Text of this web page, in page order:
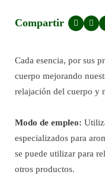
Compartir
Cada esencia, por sus
cuerpo mejorando
relajación del cuerpo y
Modo de empleo:
especializados para
se puede utilizar para
otros productos.